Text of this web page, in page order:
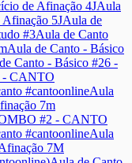
de Afinação 4JAula
5JAula de
#3Aula de Canto
Aula de Canto - Básico
Canto - Básico #26 -
CANTO
#cantoonlineAula
7m
#2 - CANTO
#cantoonlineAula
7M